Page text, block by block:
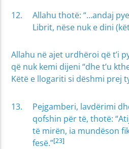
Allahu thotë: “…andaj
Librit, nëse nuk e dini
Allahu në ajet urdhëroi që t’i
që nuk kemi dijeni “dhe t’u
Këtë e llogariti si dëshmi prej
Pejgamberi, lavdërimi
qofshin për të, thotë:
të mirën, ia mundëson
fesë.”[23]